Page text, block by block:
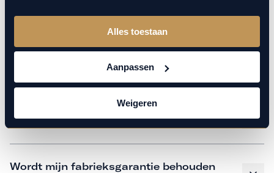
Alles toestaan
Aanpassen
Weigeren
Hoe weet ik welk onderhoud mijn
auto nodig heeft en wanneer?
Is vervangend vervoer mogelijk?
Wordt mijn fabrieksgarantie behouden